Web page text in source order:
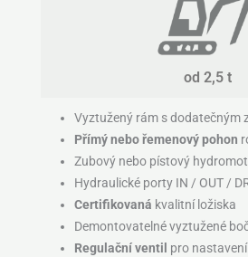
od 2,5 t
Vyztužený rám s dodatečným
Přímý nebo řemenový pohon
Zubový nebo pístový
Hydraulické porty IN / OUT /
Certifikovaná kvalitní ložiska
Demontovatelné vyztužené
Regulační ventil pro